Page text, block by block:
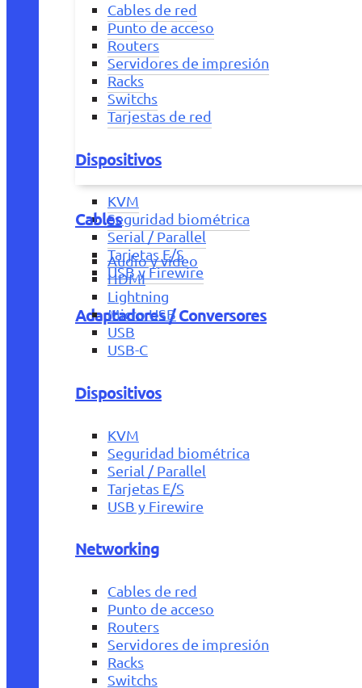
Cables de red
Punto de acceso
Routers
Servidores de impresión
Racks
Switchs
Tarjestas de red
Dispositivos
KVM
Seguridad biométrica
Serial / Parallel
Tarjetas E/S
USB y Firewire
Adaptadores / Conversores
Cables
Audio y vídeo
HDMI
Lightning
Micro USB
USB
USB-C
Dispositivos
KVM
Seguridad biométrica
Serial / Parallel
Tarjetas E/S
USB y Firewire
Networking
Cables de red
Punto de acceso
Routers
Servidores de impresión
Racks
Switchs